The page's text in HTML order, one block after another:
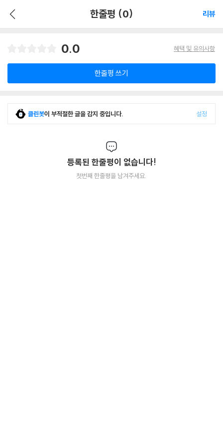
한줄평 (0) 리뷰
0.0 혜택 및 유의사항
한줄평 쓰기
클린봇이 부적절한 글을 감지 중입니다. 설정
등록된 한줄평이 없습니다!
첫번째 한줄평을 남겨주세요.